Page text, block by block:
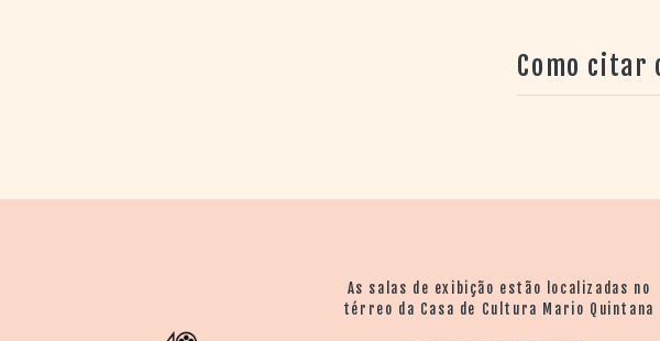
Como citar
As salas de exibição estão localizadas no
térreo da Casa de Cultura Mario Quintana